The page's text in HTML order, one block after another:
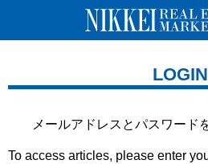
LOGIN
メールアドレスとパスワード
To access articles, please enter